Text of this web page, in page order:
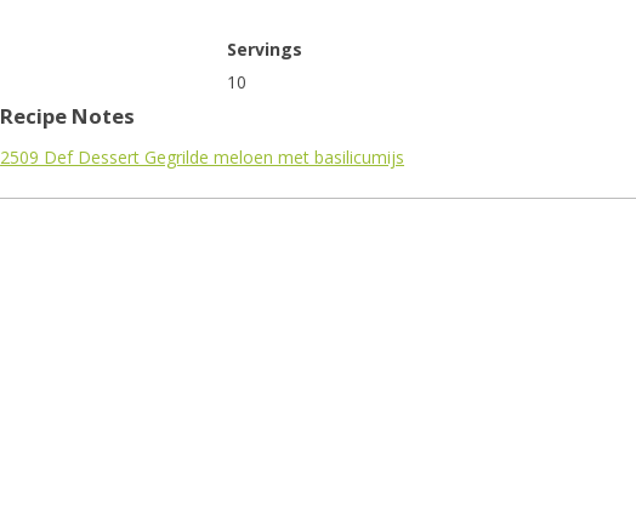
Servings
10
Recipe Notes
2509 Def Dessert Gegrilde meloen met basilicumijs